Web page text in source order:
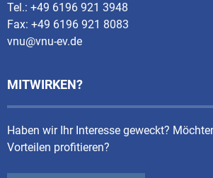
Tel.: +49 6196 921 3948
Fax: +49 6196 921 8083
vnu@vnu-ev.de
MITWIRKEN?
Haben wir Ihr Interesse geweckt?
Vorteilen profitieren?